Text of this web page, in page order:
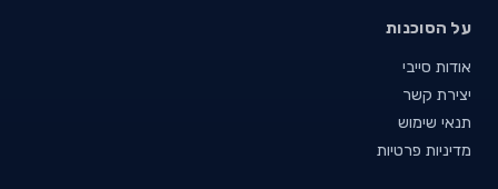
על הסוכנות
אודות סייבי
יצירת קשר
תנאי שימוש
מדיניות פרטיות